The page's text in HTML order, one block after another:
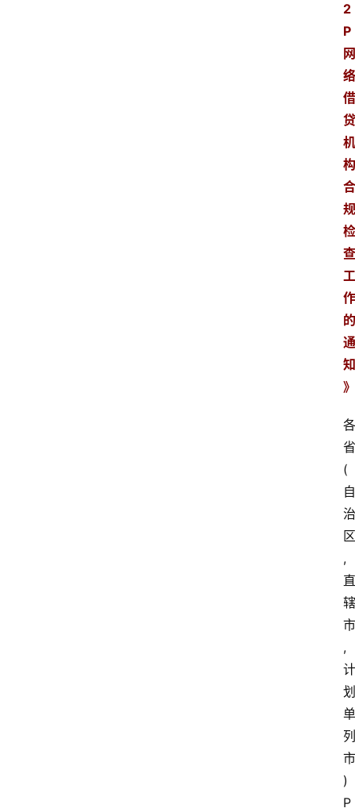
2
P
网
络
借
贷
机
构
合
规
检
查
工
作
的
通
知
》
各
省
(
自
治
区
,
直
辖
市
,
计
划
单
列
市
)
P